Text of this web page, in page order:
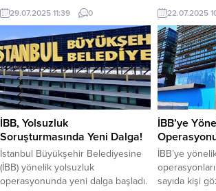
fesat iddiasıyla başlatılan yeni dalga
operasyonunda 25 şüpheli şahıs
hakkında gözaltı kararı verildi.
Gözaltı kararı verilen 25 şüpheli
şahıstan 20’si yakalandı. Diğer
şahısların yakalanması için
çalışmalar devam ediyor. Yapılan
operasyon da İETT Genel Müdürü
İrfan Demet’de gözaltına alındı.
Operasyona...
29.07.2025 11:39 0
yeni dalga
dalga
gözaltına
gözaltına
genel
şube
olduğu
yapılan
Büyükşehir
Muhittin
22.07.2025
İBB, Yolsuzluk
Soruşturmasında Yeni Dalga!
İstanbul Büyükşehir Belediyesine
(İBB) yönelik yolsuzluk
operasyonunda yeni dalga başladı.
İBB’ye
İBB’ye
sayıda kişi